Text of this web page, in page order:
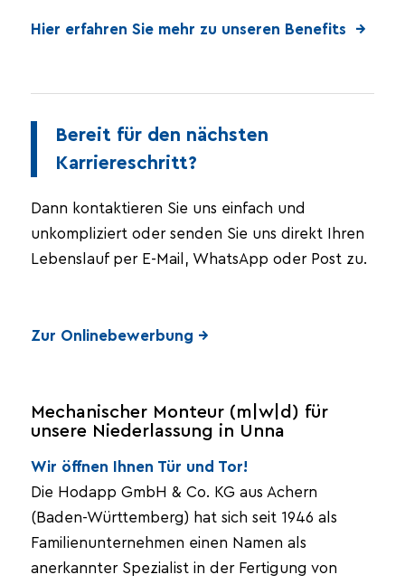
Hier erfahren Sie mehr zu unseren Benefits →
Bereit für den nächsten
Karriereschritt?
Dann kontaktieren Sie uns einfach und
unkompliziert oder senden Sie uns direkt Ihren
Lebenslauf per E-Mail, WhatsApp oder Post zu.
Zur Onlinebewerbung →
Mechanischer Monteur (m|w|d) für
unsere Niederlassung in Unna
Wir öffnen Ihnen Tür und Tor!
Die Hodapp GmbH & Co. KG aus Achern
(Baden-Württemberg) hat sich seit 1946 als
Familienunternehmen einen Namen als
anerkannter Spezialist in der Fertigung von